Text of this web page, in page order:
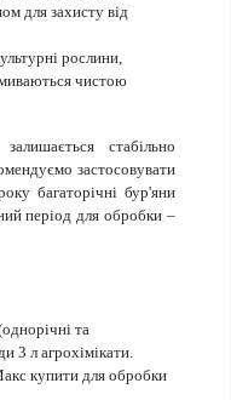
для захисту від
рослини,
чистою
стабільно
застосовувати
багаторічні бур'яни
період для обробки –
та
3 л агрохімікати.
купити для обробки